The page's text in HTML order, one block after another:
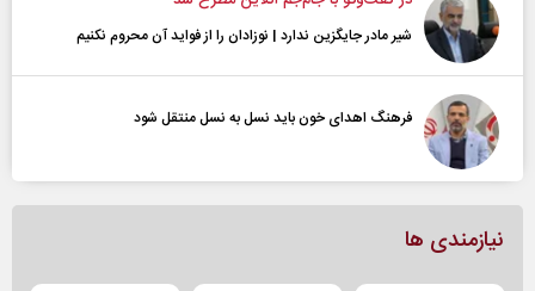
شیر مادر جایگزین ندارد | نوزادان را از فواید آن محروم نکنیم
فرهنگ اهدای خون باید نسل به نسل منتقل شود
نیازمندی ها